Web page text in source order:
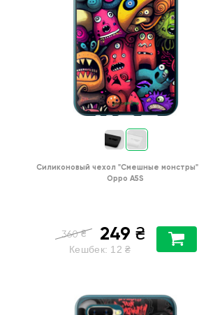
Силиконовый чехол "Cмешные монстры"
Oppo A5S
360 ₴ 249 ₴
Кешбек: 12 ₴